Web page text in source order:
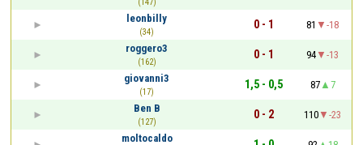
(147)
leonbilly
(34)
0 - 1 81
-18
roggero3
(162)
0 - 1 94
-13
giovanni3
(17)
1,5 - 0,5 87
7
Ben B
(127)
0 - 2 110
-23
moltocaldo